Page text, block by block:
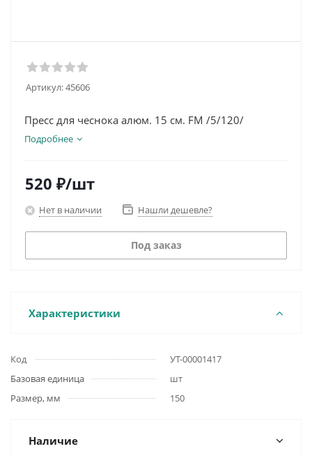
Артикул:45606
Пресс для чеснока алюм. 15 см. FM /5/120/
Подробнее
520 ₽/шт
Нет в наличии Нашли дешевле?
Под заказ
Характеристики
Код
УТ-00001417
Базовая единица
шт
Размер, мм
150
Наличие